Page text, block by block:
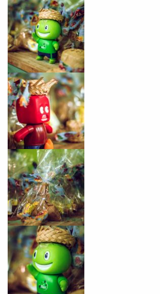
Preencha com seus dados
já vamos te colocar em
Você é aluno inFlux?
Sim